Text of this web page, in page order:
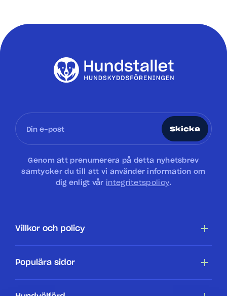
Skicka
Genom att prenumerera på detta nyhetsbrev
samtycker du till att vi använder information om
dig enligt vår integritetspolicy.
Villkor och policy
Tillgänglighetsredogörelse
Populära sidor
Hundar